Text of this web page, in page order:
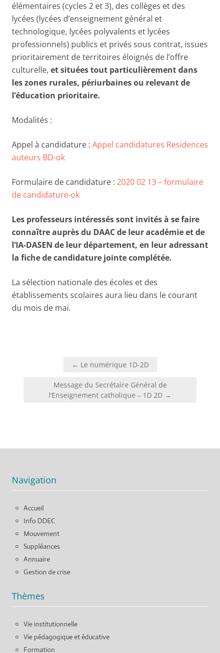
élémentaires (cycles 2 et 3), des collèges et des
lycées (lycées d’enseignement général et
technologique, lycées polyvalents et lycées
professionnels) publics et privés sous contrat, issues
prioritairement de territoires éloignés de l’offre
culturelle, et situées tout particulièrement dans
les zones rurales, périurbaines ou relevant de
l’éducation prioritaire.
Modalités :
Appel à candidature : Appel candidatures Residences
auteurs BD-ok
Formulaire de candidature : 2020 02 13 – formulaire
de candidature-ok
Les professeurs intéressés sont invités à se faire
connaître auprès du DAAC de leur académie et de
l’IA-DASEN de leur département, en leur adressant
la fiche de candidature jointe complétée.
La sélection nationale des écoles et des
établissements scolaires aura lieu dans le courant
du mois de mai.
← Le numérique 1D-2D
Message du Secrétaire Général de
l’Enseignement catholique – 1D 2D →
Navigation
Accueil
Info DDEC
Mouvement
Suppléances
Annuaire
Gestion de crise
Thèmes
Vie institutionnelle
Vie pédagogique et éducative
Formation